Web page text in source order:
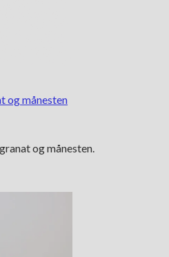
og månesten
og månesten.